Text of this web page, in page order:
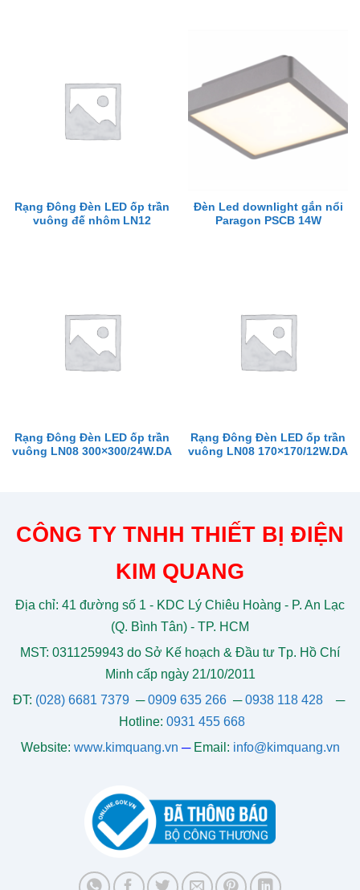
Rạng Đông Đèn LED ốp trần
vuông đế nhôm LN12
Đèn Led downlight gắn nổi
Paragon PSCB 14W
Rạng Đông Đèn LED ốp trần
vuông LN08 300×300/24W.DA
Rạng Đông Đèn LED ốp trần
vuông LN08 170×170/12W.DA
CÔNG TY TNHH THIẾT BỊ ĐIỆN
KIM QUANG
Địa chỉ: 41 đường số 1 - KDC Lý Chiêu Hoàng - P. An Lạc
(Q. Bình Tân) - TP. HCM
MST: 0311259943 do Sở Kế hoạch & Đầu tư Tp. Hồ Chí
Minh cấp ngày 21/10/2011
ĐT: (028) 6681 7379 ─0909 635 266─0938 118 428─
Hotline: 0931 455 668
Website: www.kimquang.vn ─ Email: info@kimquang.vn